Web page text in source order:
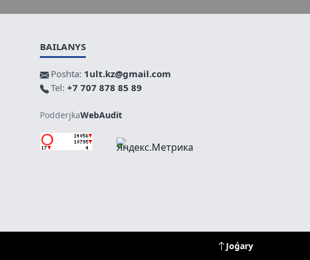
BAILANYS
Poshta: 1ult.kz@gmail.com
Tel: +7 707 878 85 89
PodderjkaWebAudit
Joǵary